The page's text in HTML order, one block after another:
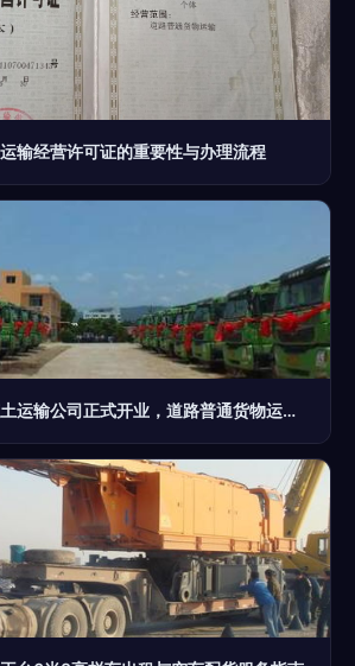
输经营许可证的重要性与办理流程
福清市首家国有渣土运输公司正式开业，道路普通货物运输迎来新篇章